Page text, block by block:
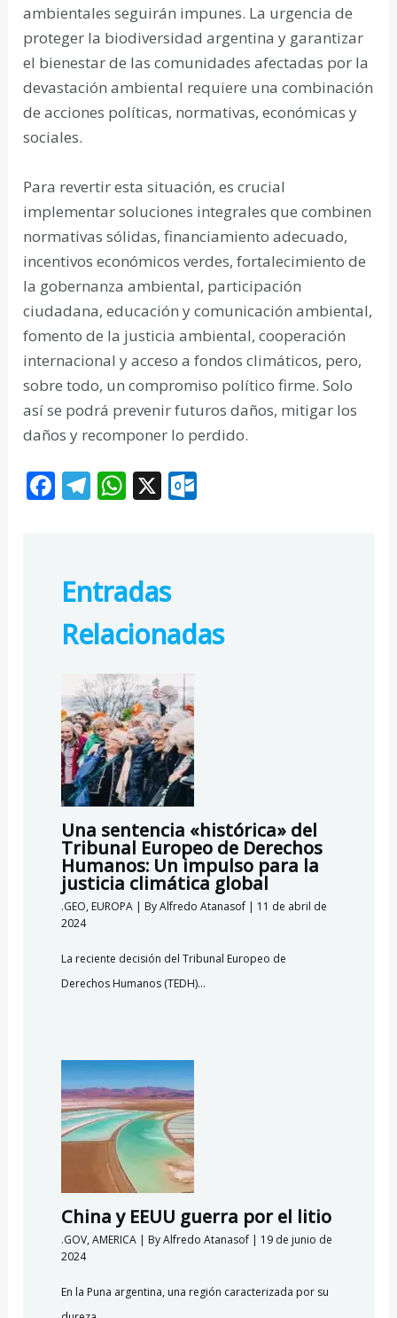
ambientales seguirán impunes. La urgencia de
proteger la biodiversidad argentina y garantizar
el bienestar de las comunidades afectadas por la
devastación ambiental requiere una combinación
de acciones políticas, normativas, económicas y
sociales.
Para revertir esta situación, es crucial
implementar soluciones integrales que combinen
normativas sólidas, financiamiento adecuado,
incentivos económicos verdes, fortalecimiento de
la gobernanza ambiental, participación
ciudadana, educación y comunicación ambiental,
fomento de la justicia ambiental, cooperación
internacional y acceso a fondos climáticos, pero,
sobre todo, un compromiso político firme. Solo
así se podrá prevenir futuros daños, mitigar los
daños y recomponer lo perdido.
F
b
o
o
k
T
a
m
W
s
A
p
p
X
c
o
Entradas
Relacionadas
Una sentencia «histórica» del
Tribunal Europeo de Derechos
Humanos: Un impulso para la
justicia climática global
.GEO, EUROPA| ByAlfredo Atanasof | 11 de abril de
2024
La reciente decisión del Tribunal Europeo de
Derechos Humanos (TEDH)…
China y EEUU guerra por el litio
.GOV,AMERICA| ByAlfredo Atanasof | 19 de junio de
2024
En la Puna argentina, una región caracterizada por su